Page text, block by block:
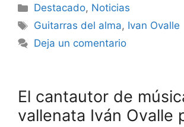
Destacado, Noticias
Guitarras del alma, Ivan Ovalle
Deja un comentario
El cantautor de
vallenata Iván Ovalle